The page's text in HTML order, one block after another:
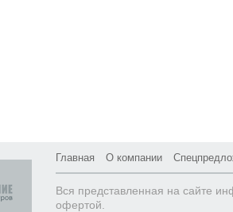
Главная О компании
Вся представленная на сайте
офертой.